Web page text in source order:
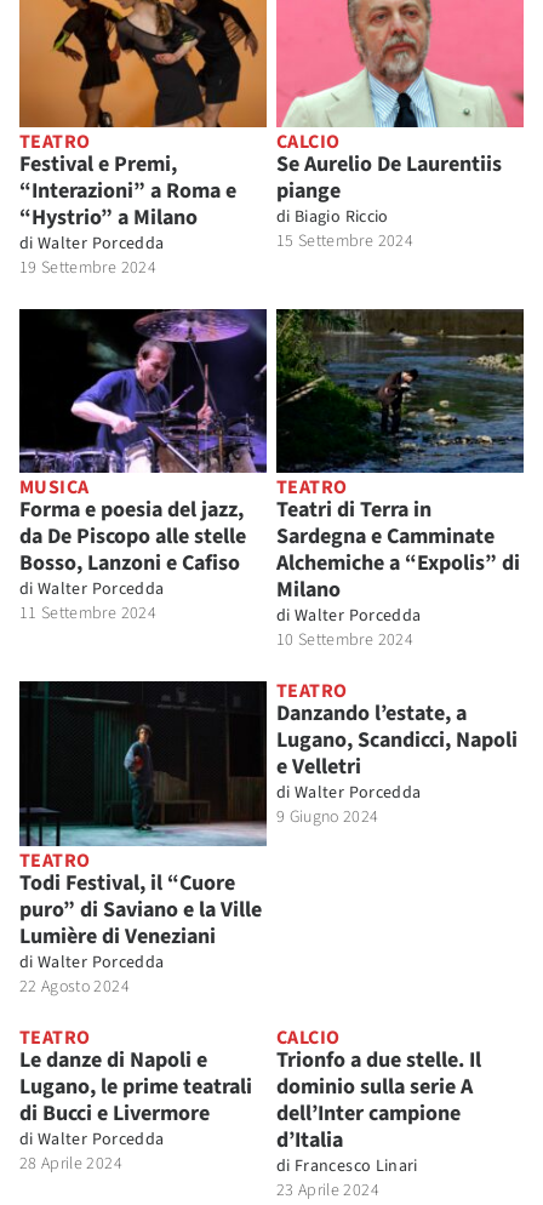
TEATRO
Festival e Premi,
“Interazioni” a Roma e
“Hystrio” a Milano
di Walter Porcedda
19 Settembre 2024
CALCIO
Se Aurelio De Laurentiis
piange
di Biagio Riccio
15 Settembre 2024
MUSICA
Forma e poesia del jazz,
da De Piscopo alle stelle
Bosso, Lanzoni e Cafiso
di Walter Porcedda
11 Settembre 2024
TEATRO
Teatri di Terra in
Sardegna e Camminate
Alchemiche a “Expolis” di
Milano
di Walter Porcedda
10 Settembre 2024
TEATRO
Todi Festival, il “Cuore
puro” di Saviano e la Ville
Lumière di Veneziani
di Walter Porcedda
22 Agosto 2024
TEATRO
Danzando l’estate, a
Lugano, Scandicci, Napoli
e Velletri
di Walter Porcedda
9 Giugno 2024
TEATRO
Le danze di Napoli e
Lugano, le prime teatrali
di Bucci e Livermore
di Walter Porcedda
28 Aprile 2024
CALCIO
Trionfo a due stelle. Il
dominio sulla serie A
dell’Inter campione
d’Italia
di Francesco Linari
23 Aprile 2024